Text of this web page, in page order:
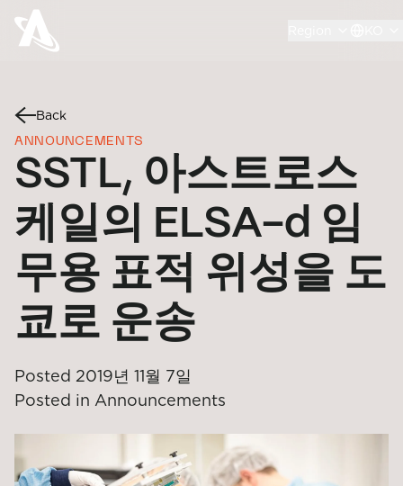
Back
ANNOUNCEMENTS
SSTL, 아스트로스
케일의 ELSA-d 임
무용 표적 위성을 도
쿄로 운송
Posted 2019년 11월 7일
Posted in Announcements